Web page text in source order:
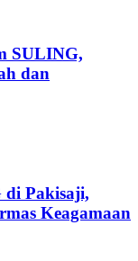
SULING,
dan
Pakisaji,
Keagamaan